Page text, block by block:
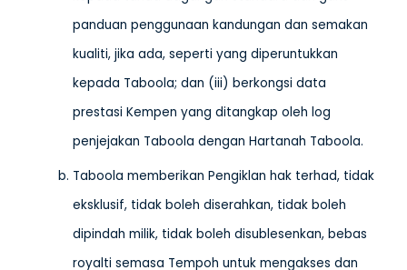
panduan penggunaan kandungan dan semakan
kualiti, jika ada, seperti yang diperuntukkan
kepada Taboola; dan (iii) berkongsi data
prestasi Kempen yang ditangkap oleh log
penjejakan Taboola dengan Hartanah Taboola.
Taboola memberikan Pengiklan hak terhad, tidak
eksklusif, tidak boleh diserahkan, tidak boleh
dipindah milik, tidak boleh disublesenkan, bebas
royalti semasa Tempoh untuk mengakses dan